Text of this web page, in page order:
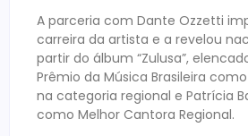
A parceria com Dante Ozzetti
carreira da artista e a revelou
partir do álbum “Zulusa”,
Prêmio da Música Brasileira
na categoria regional e Patrícia
como Melhor Cantora Regional.